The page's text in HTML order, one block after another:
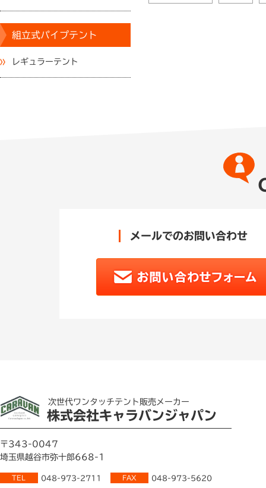
組立式パイプテント
レギュラーテント
メールでのお問い合わせ
次世代ワンタッチテント販売メーカー
株式会社キャラバンジャパン
〒343-0047
埼玉県越谷市弥十郎668-1
TEL 048-973-2711 FAX 048-973-5620